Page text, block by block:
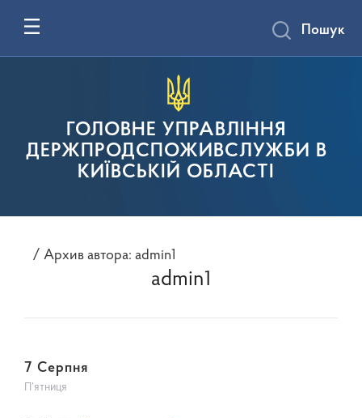
ГОЛОВНЕ УПРАВЛІННЯ
ДЕРЖПРОДСПОЖИВСЛУЖБИ В
КИЇВСЬКІЙ ОБЛАСТІ
Пошук
/ Архив автора: admin1
admin1
7 Серпня
П’ятниця